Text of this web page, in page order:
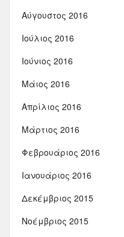
Αύγουστος 2016
Ιούλιος 2016
Ιούνιος 2016
Μάιος 2016
Απρίλιος 2016
Μάρτιος 2016
Φεβρουάριος 2016
Ιανουάριος 2016
Δεκέμβριος 2015
Νοέμβριος 2015